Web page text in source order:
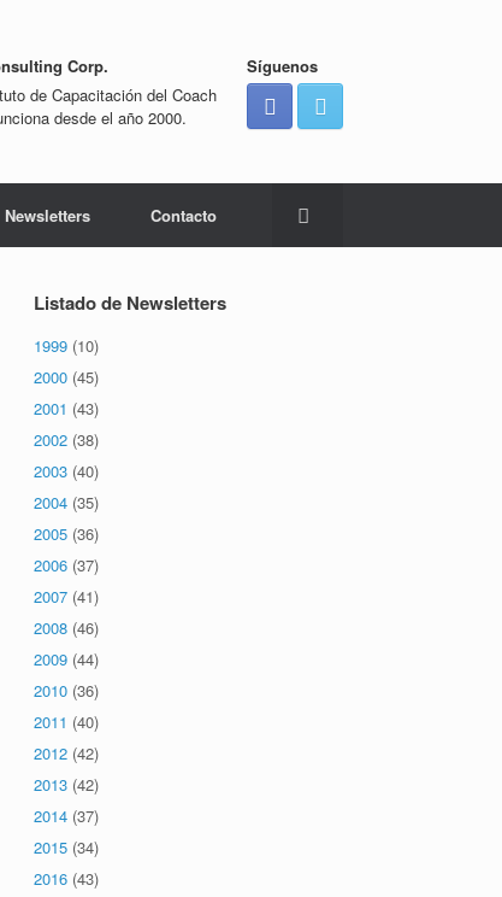
Corp.
de Capacitación del Coach
desde el año 2000.
Síguenos
Newsletters Contacto
Listado de Newsletters
1999 (10)
2000 (45)
2001 (43)
2002 (38)
2003 (40)
2004 (35)
2005 (36)
2006 (37)
2007 (41)
2008 (46)
2009 (44)
2010 (36)
2011 (40)
2012 (42)
2013 (42)
2014 (37)
2015 (34)
2016 (43)